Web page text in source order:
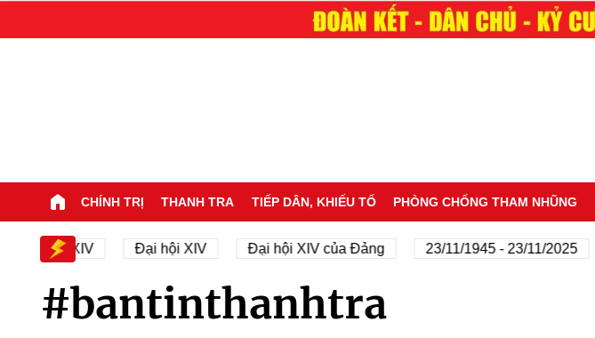
CHÍNH TRỊ THANH TRA TIẾP DÂN, KHIẾU TỐ PHÒNG CHỐNG THAM NHŨNG
hội XIV Đại hội XIV Đại hội XIV của Đảng 23/11/1945 - 23/11/2025
#bantinthanhtra